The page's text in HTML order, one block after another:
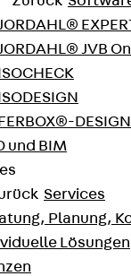
JVB
und BIM
Services
Planung,
Lösungen